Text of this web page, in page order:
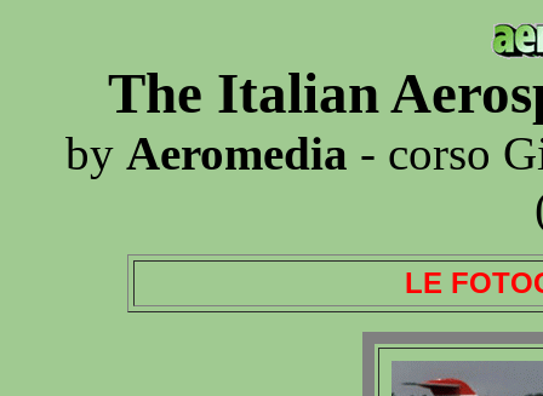
The Italian
by Aeromedia - corso
LE